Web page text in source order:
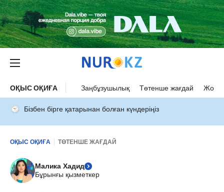
ОҚЫС ОҚИҒА Заңбұзушылық Төтенше жағдай Жол
Бізбен бірге қатарынан болған күндеріңіз
ОҚЫС ОҚИҒА ТӨТЕНШЕ ЖАҒДАЙ
Малика Хадид
Бұрынғы қызметкер